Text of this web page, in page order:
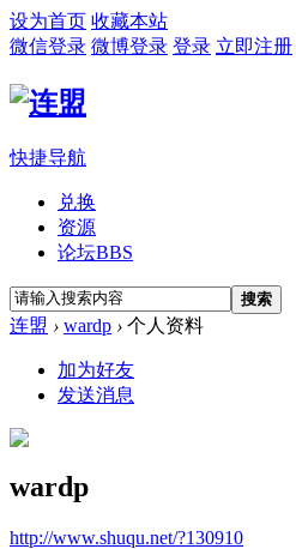
设为首页 收藏本站
微信登录 微博登录 登录 立即注册
快捷导航
兑换
资源
论坛BBS
搜索
连盟 › wardp › 个人资料
加为好友
发送消息
wardp
http://www.shuqu.net/?130910